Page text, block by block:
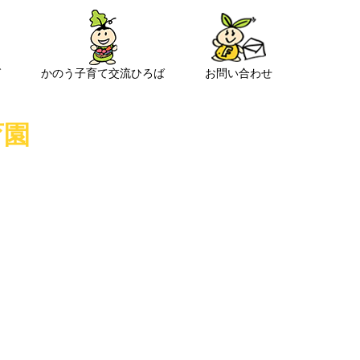
かのう子育て交流ひろば お問い合わせ